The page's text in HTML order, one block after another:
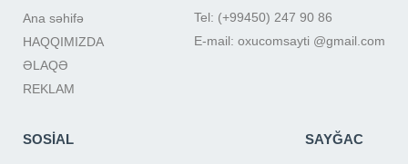
Ana səhifə
HAQQIMIZDA
ƏLAQƏ
REKLAM
Tel: (+99450) 247 90 86
E-mail: oxucomsayti @gmail.com
SOSİAL SAYĞAC